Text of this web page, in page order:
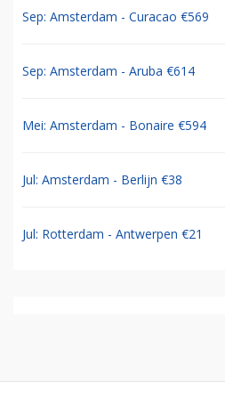
Sep: Amsterdam - Curacao €569
Sep: Amsterdam - Aruba €614
Mei: Amsterdam - Bonaire €594
Jul: Amsterdam - Berlijn €38
Jul: Rotterdam - Antwerpen €21